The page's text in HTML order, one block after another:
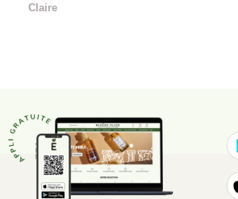
Claire